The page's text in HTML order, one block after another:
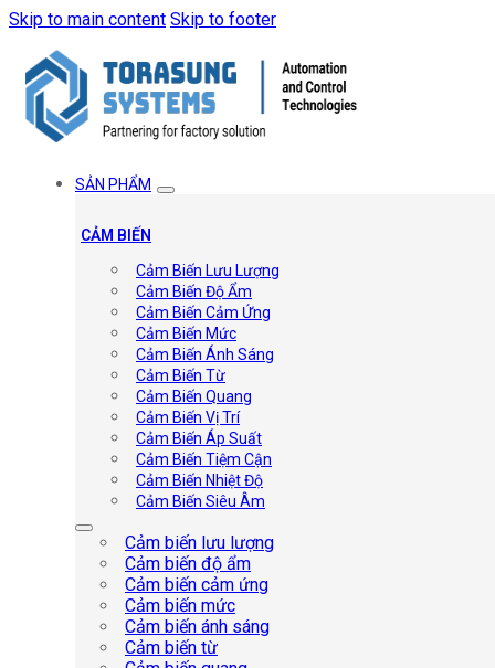
Skip to main content Skip to footer
SẢN PHẨM
CẢM BIẾN
Cảm Biến Lưu Lượng
Cảm Biến Độ Ẩm
Cảm Biến Cảm Ứng
Cảm Biến Mức
Cảm Biến Ánh Sáng
Cảm Biến Từ
Cảm Biến Quang
Cảm Biến Vị Trí
Cảm Biến Áp Suất
Cảm Biến Tiệm Cận
Cảm Biến Nhiệt Độ
Cảm Biến Siêu Âm
Cảm biến lưu lượng
Cảm biến độ ẩm
Cảm biến cảm ứng
Cảm biến mức
Cảm biến ánh sáng
Cảm biến từ